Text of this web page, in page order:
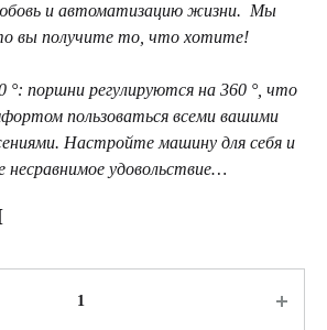
и автоматизацию жизни. Мы
вы получите то, что хотите!
°: поршни регулируются на 360 °, что
пользоваться всеми вашими
Настройте машину для себя и
несравнимое удовольствие…